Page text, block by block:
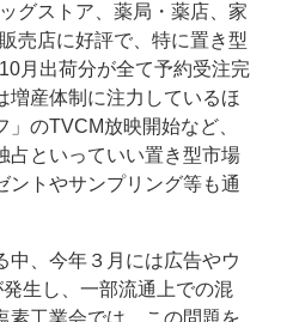
グストア、薬局・薬店、家
売店に好評で、特に置き型
月出荷分が全て予約受注完
増産体制に注力しているほ
のTVCM放映開始など、
占といっていい置き型市場
ントやサンプリング等も通
、今年３月には広告やウ
生し、一部流通上での混
素工業会では、この問題を